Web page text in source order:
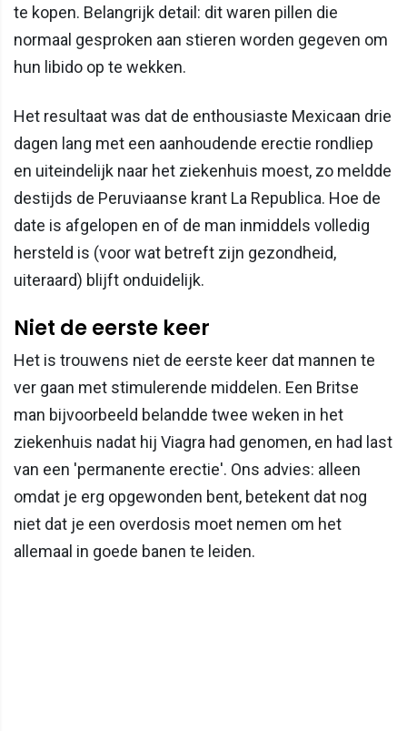
te kopen. Belangrijk detail: dit waren pillen die
normaal gesproken aan stieren worden gegeven om
hun libido op te wekken.
Het resultaat was dat de enthousiaste Mexicaan drie
dagen lang met een aanhoudende erectie rondliep
en uiteindelijk naar het ziekenhuis moest, zo meldde
destijds de Peruviaanse krant La Republica. Hoe de
date is afgelopen en of de man inmiddels volledig
hersteld is (voor wat betreft zijn gezondheid,
uiteraard) blijft onduidelijk.
Niet de eerste keer
Het is trouwens niet de eerste keer dat mannen te
ver gaan met stimulerende middelen. Een Britse
man bijvoorbeeld belandde twee weken in het
ziekenhuis nadat hij Viagra had genomen, en had last
van een 'permanente erectie'. Ons advies: alleen
omdat je erg opgewonden bent, betekent dat nog
niet dat je een overdosis moet nemen om het
allemaal in goede banen te leiden.